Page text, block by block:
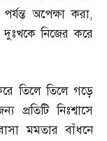
অপেক্ষা করা,
দুঃখকে নিজের করে
তিলে তিলে গড়ে
নিঃশ্বাসে
মমতার বাঁধনে